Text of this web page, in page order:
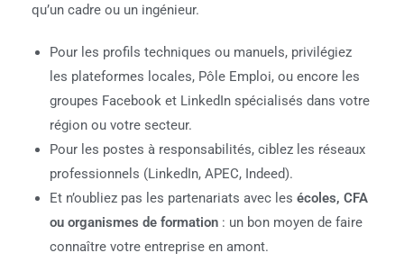
qu’un cadre ou un ingénieur.
Pour les profils techniques ou manuels, privilégiez
les plateformes locales, Pôle Emploi, ou encore les
groupes Facebook et LinkedIn spécialisés dans votre
région ou votre secteur.
Pour les postes à responsabilités, ciblez les réseaux
professionnels (LinkedIn, APEC, Indeed).
Et n’oubliez pas les partenariats avec les écoles, CFA
ou organismes de formation : un bon moyen de faire
connaître votre entreprise en amont.